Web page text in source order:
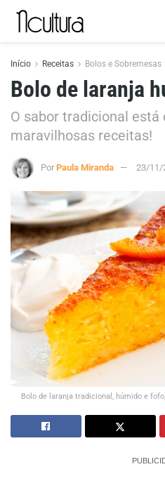
Início Receitas Bolos e Sobremesas
Bolo de laranja
O sabor tradicional
maravilhosas receitas!
Por Paula Miranda 23/11/
Bolo de laranja tradicional, húmido e